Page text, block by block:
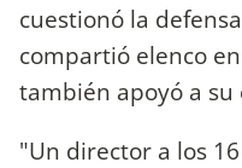
cuestionó la
compartió elenco en
también apoyó a su
"Un director a los